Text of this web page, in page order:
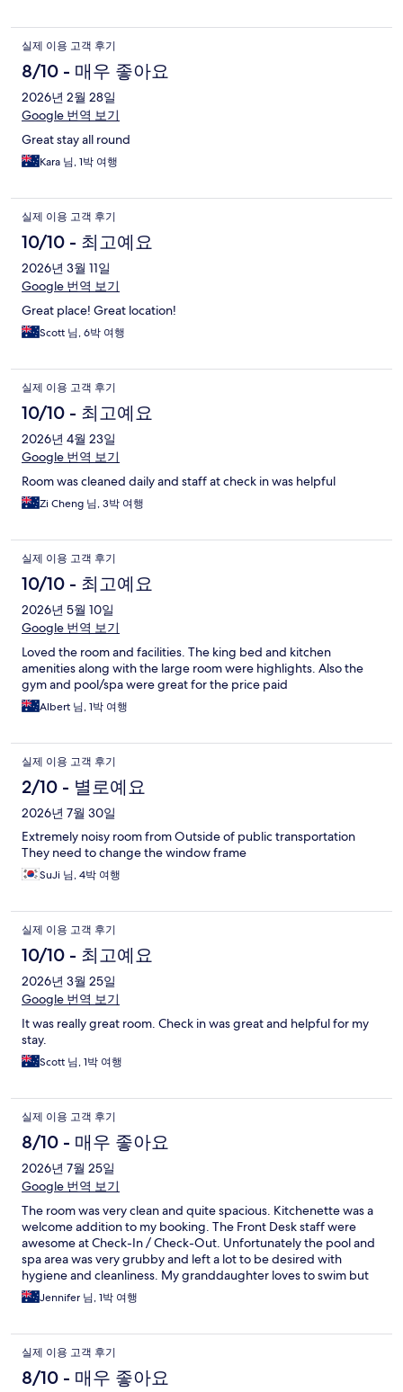
실제 이용 고객 후기
8/10 - 매우 좋아요
2026년 2월 28일
Google 번역 보기
Great stay all round
Kara 님, 1박 여행
실제 이용 고객 후기
10/10 - 최고예요
2026년 3월 11일
Google 번역 보기
Great place! Great location!
Scott 님, 6박 여행
실제 이용 고객 후기
10/10 - 최고예요
2026년 4월 23일
Google 번역 보기
Room was cleaned daily and staff at check in was helpful
Zi Cheng 님, 3박 여행
실제 이용 고객 후기
10/10 - 최고예요
2026년 5월 10일
Google 번역 보기
Loved the room and facilities. The king bed and kitchen
amenities along with the large room were highlights. Also the
gym and pool/spa were great for the price paid
Albert 님, 1박 여행
실제 이용 고객 후기
2/10 - 별로예요
2026년 7월 30일
Extremely noisy room from Outside of public transportation
They need to change the window frame
SuJi 님, 4박 여행
실제 이용 고객 후기
10/10 - 최고예요
2026년 3월 25일
Google 번역 보기
It was really great room. Check in was great and helpful for my
stay.
Scott 님, 1박 여행
실제 이용 고객 후기
8/10 - 매우 좋아요
2026년 7월 25일
Google 번역 보기
The room was very clean and quite spacious. Kitchenette was a
welcome addition to my booking. The Front Desk staff were
awesome at Check-In / Check-Out. Unfortunately the pool and
spa area was very grubby and left a lot to be desired with
hygiene and cleanliness. My granddaughter loves to swim but
she didn’t want to use those amenities. Could be so much better
with a deep clean and pool towels available.
Jennifer 님, 1박 여행
실제 이용 고객 후기
8/10 - 매우 좋아요